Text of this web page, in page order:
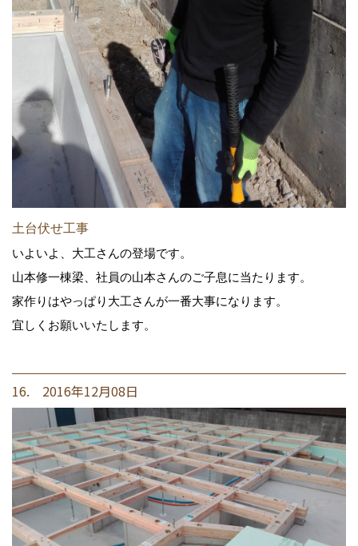
土台伏せ工事
いよいよ、大工さんの登場です。
山本修一棟梁、社員の山本さんのご子息に当たります。
家作りはやっぱり大工さんが一番大事になります。
宜しくお願いいたします。
16. 2016年12月08日